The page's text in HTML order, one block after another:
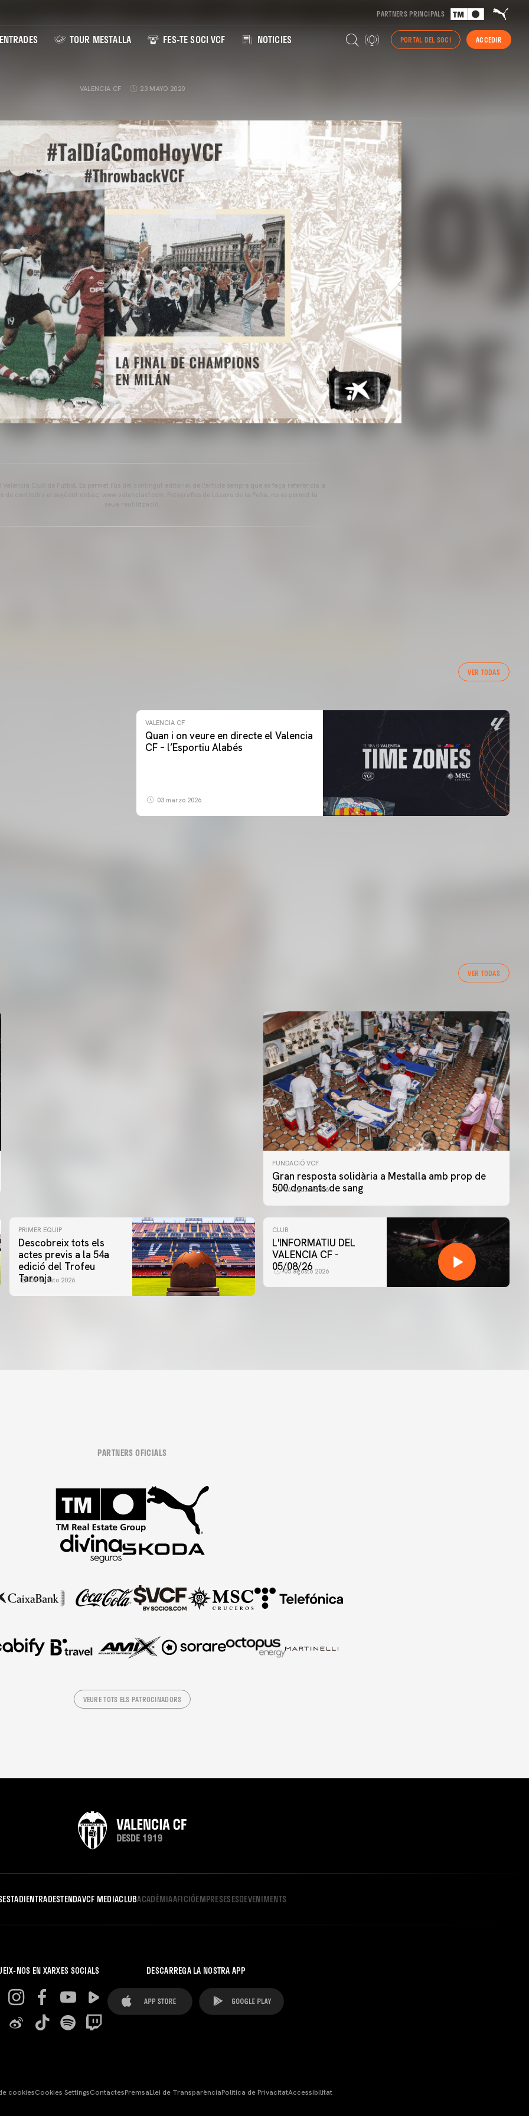
PARTNERS PRINCIPALS
ENTRADES TOUR MESTALLA FES-TE SOCI VCF NOTICIES PORTAL DEL SOCI ACCEDIR
VALENCIA CF 23 MAYO 2020
Valencia Club de Futbol. Es permet l'ús del contingut editorial de l'article sempre que es faça referència a
de contindre el següent enllaç: www.valenciacf.com. Fotografies de Lázaro de la Peña, no es permet la
VER TODAS
VALENCIA CF
Quan i on veure en directe el Valencia
CF – l’Esportiu Alabés
03 marzo 2026
VER TODAS
FUNDACIÓ VCF
Gran resposta solidària a Mestalla amb prop de
500 donants de sang
06 agosto 2026
PRIMER EQUIP
Descobreix tots els
actes previs a la 54a
edició del Trofeu
Taronja
06 agosto 2026
CLUB
L'INFORMATIU DEL
VALENCIA CF -
05/08/26
05 agosto 2026
PARTNERS OFICIALS
VEURE TOTS ELS PATROCINADORS
ESTADIENTRADESTENDAVCF MEDIACLUBACADÈMIAAFICIÓEMPRESESESDEVENIMENTS
NOS EN XARXES SOCIALS DESCARREGA LA NOSTRA APP
cookiesCookies SettingsContactesPremsaLlei de TransparènciaPolítica de PrivacitatAccessibilitat